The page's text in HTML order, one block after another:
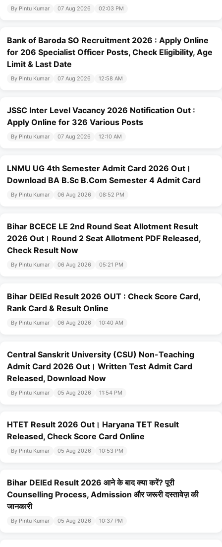
By Pintu Kumar 07 Aug 2026 02:03 PM
Bank of Baroda SO Recruitment 2026 : Apply Online
for 206 Specialist Officer Posts, Check Eligibility, Age
Limit & Last Date
By Pintu Kumar 07 Aug 2026 12:58 AM
JSSC Inter Level Vacancy 2026 Notification Out :
Apply Online for 326 Various Posts
By Pintu Kumar 07 Aug 2026 12:10 AM
LNMU UG 4th Semester Admit Card 2026 Out।
Download BA B.Sc B.Com Semester 4 Admit Card
By Pintu Kumar 06 Aug 2026 08:52 PM
Bihar BCECE LE 2nd Round Seat Allotment Result
2026 Out। Round 2 Seat Allotment PDF Released,
Check Result Now
By Pintu Kumar 06 Aug 2026 05:21 PM
Bihar DElEd Result 2026 OUT : Check Score Card,
Rank Card & Result Online
By Pintu Kumar 06 Aug 2026 10:40 AM
Central Sanskrit University (CSU) Non-Teaching
Admit Card 2026 Out। Written Test Admit Card
Released, Download Now
By Pintu Kumar 05 Aug 2026 11:54 PM
HTET Result 2026 Out। Haryana TET Result
Released, Check Score Card Online
By Pintu Kumar 05 Aug 2026 10:53 PM
Bihar DElEd Result 2026 आने के बाद क्या करें? पूरी
Counselling Process, Admission और जरूरी दस्तावेज़ की
जानकारी
By Pintu Kumar 05 Aug 2026 10:37 PM